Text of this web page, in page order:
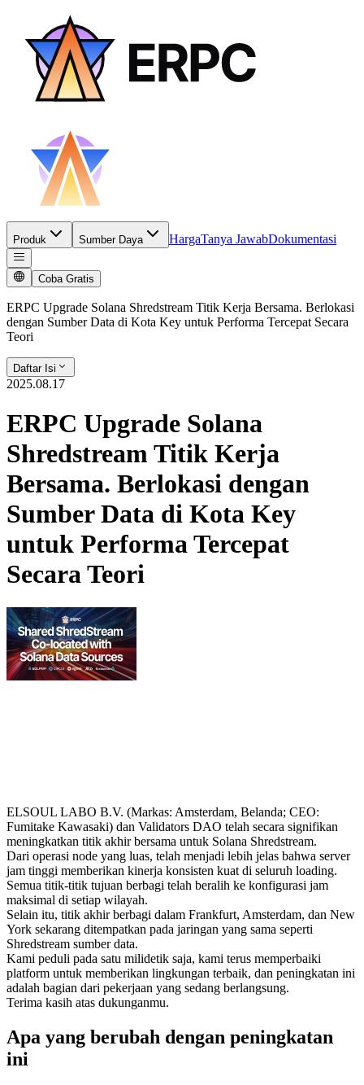
Produk Sumber Daya HargaTanya JawabDokumentasi
Coba Gratis
ERPC Upgrade Solana Shredstream Titik Kerja Bersama. Berlokasi
dengan Sumber Data di Kota Key untuk Performa Tercepat Secara
Teori
Daftar Isi
2025.08.17
ERPC Upgrade Solana
Shredstream Titik Kerja
Bersama. Berlokasi dengan
Sumber Data di Kota Key
untuk Performa Tercepat
Secara Teori
ELSOUL LABO B.V. (Markas: Amsterdam, Belanda; CEO:
Fumitake Kawasaki) dan Validators DAO telah secara signifikan
meningkatkan titik akhir bersama untuk Solana Shredstream.
Dari operasi node yang luas, telah menjadi lebih jelas bahwa server
jam tinggi memberikan kinerja konsisten kuat di seluruh loading.
Semua titik-titik tujuan berbagi telah beralih ke konfigurasi jam
maksimal di setiap wilayah.
Selain itu, titik akhir berbagi dalam Frankfurt, Amsterdam, dan New
York sekarang ditempatkan pada jaringan yang sama seperti
Shredstream sumber data.
Kami peduli pada satu milidetik saja, kami terus memperbaiki
platform untuk memberikan lingkungan terbaik, dan peningkatan ini
adalah bagian dari pekerjaan yang sedang berlangsung.
Terima kasih atas dukunganmu.
Apa yang berubah dengan peningkatan
ini